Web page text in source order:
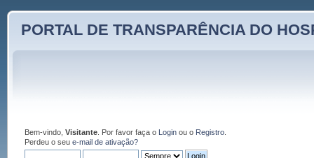
PORTAL DE TRANSPARÊNCIA DO
Bem-vindo, Visitante. Por favor faça o Loginou o Registro.
Perdeu o seu e-mail de ativação?